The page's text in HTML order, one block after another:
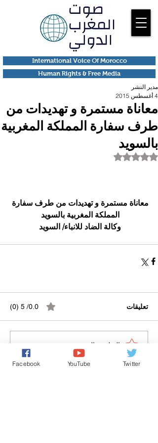
Human Rights & Free Media
International Voice Of Morocco
معاناة مستمرة و تهديدات من
طرف سفارة المملكة المغربية
بالسويد
مدير النشر
4 أغسطس 2015
تم التقييم بـ ليس رقمًا من أصل 5 نجوم.
معاناة مستمرة و تهديدات من طرف سفارة
المملكة المغربية بالسويد
وكالة الضاد للانباء/ السويد
تعليقات 0.0/ 5 (0)
التعليق والتقييم...
Facebook YouTube Twitter